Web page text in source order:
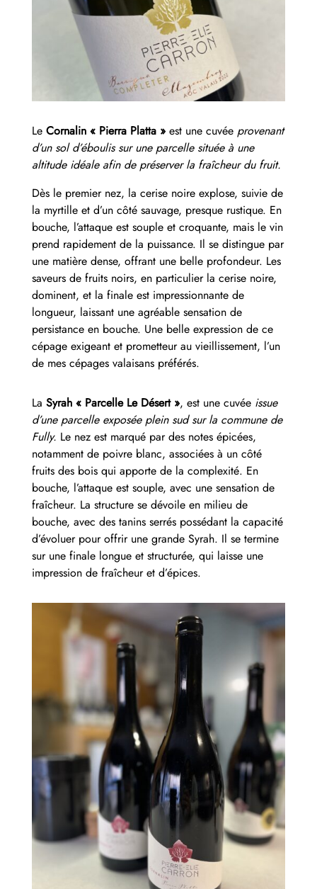
Le Cornalin « Pierra Platta »est une cuvée provenant
d’un sol d’éboulis sur une parcelle située à une
altitude idéale afin de préserver la fraîcheur du fruit.
Dès le premier nez, la cerise noire explose, suivie de
la myrtille et d’un côté sauvage, presque rustique. En
bouche, l’attaque est souple et croquante, mais le vin
prend rapidement de la puissance. Il se distingue par
une matière dense, offrant une belle profondeur. Les
saveurs de fruits noirs, en particulier la cerise noire,
dominent, et la finale est impressionnante de
longueur, laissant une agréable sensation de
persistance en bouche. Une belle expression de ce
cépage exigeant et prometteur au vieillissement, l’un
de mes cépages valaisans préférés.
La Syrah « Parcelle Le Désert », est une cuvée issue
d’une parcelle exposée plein sud sur la commune de
Fully. Le nez est marqué par des notes épicées,
notamment de poivre blanc, associées à un côté
fruits des bois qui apporte de la complexité. En
bouche, l’attaque est souple, avec une sensation de
fraîcheur. La structure se dévoile en milieu de
bouche, avec des tanins serrés possédant la capacité
d’évoluer pour offrir une grande Syrah. Il se termine
sur une finale longue et structurée, qui laisse une
impression de fraîcheur et d’épices.